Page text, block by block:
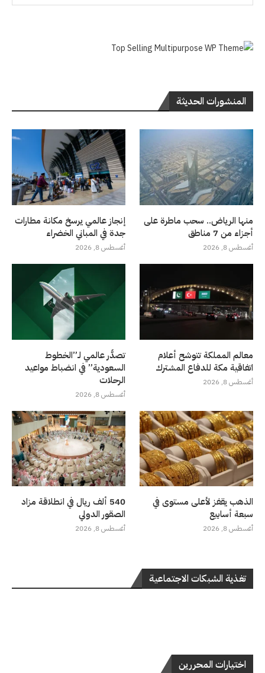
المنشورات الحديثة
منها الرياض.. سحب ماطرة على
أجزاء من 7 مناطق
أغسطس 8, 2026
إنجاز عالمي يرسخ مكانة مطارات
جدة في المباني الخضراء
أغسطس 8, 2026
معالم المملكة تتوشح أعلام
اتفاقية مكة للدفاع المشترك
أغسطس 8, 2026
تصدُّر عالمي لـ”الخطوط
السعودية” في انضباط مواعيد
الرحلات
أغسطس 8, 2026
الذهب يقفز لأعلى مستوى في
سبعة أسابيع
أغسطس 8, 2026
540 ألف ريال في انطلاقة مزاد
الصقور الدولي
أغسطس 8, 2026
تغذية الشبكات الاجتماعية
اختيارات المحررين